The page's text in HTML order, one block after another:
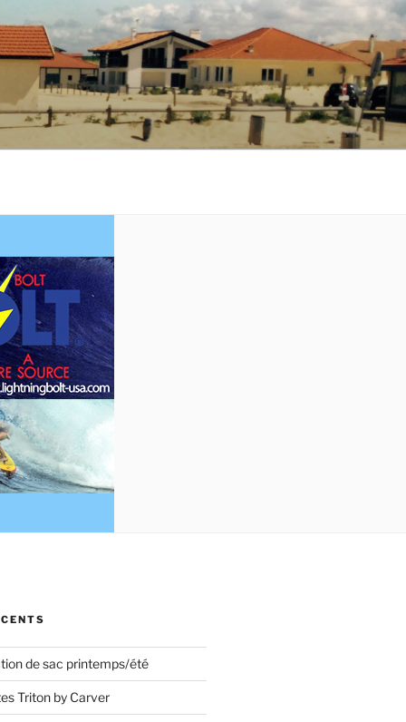
de sac printemps/été
Triton by Carver